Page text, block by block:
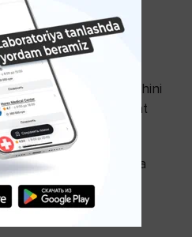
bir turi - bu steroid
umurtqalarning siljishini
Ularning barchasi faqat
qaratilgan.
fizioterapiya